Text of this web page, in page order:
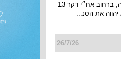
והבילוי פרוטאה, ברחוב אח״י דקר 13
את הסנ...
26/7/26